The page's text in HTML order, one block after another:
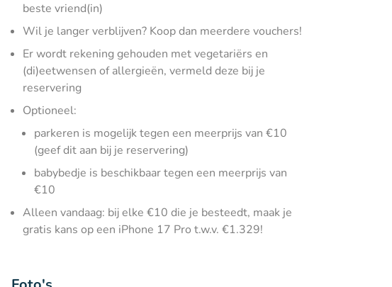
beste vriend(in)
Wil je langer verblijven? Koop dan meerdere vouchers!
Er wordt rekening gehouden met vegetariërs en
(di)eetwensen of allergieën, vermeld deze bij je
reservering
Optioneel:
parkeren is mogelijk tegen een meerprijs van €10
(geef dit aan bij je reservering)
babybedje is beschikbaar tegen een meerprijs van
€10
Alleen vandaag: bij elke €10 die je besteedt, maak je
gratis kans op een iPhone 17 Pro t.w.v. €1.329!